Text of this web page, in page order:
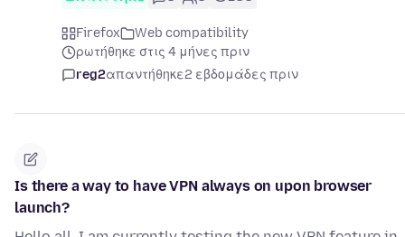
Firefox
Web compatibility
ρωτήθηκε στις 4 μήνες πριν
reg2απαντήθηκε2 εβδομάδες πριν
Is there a way to have VPN always on upon browser
launch?